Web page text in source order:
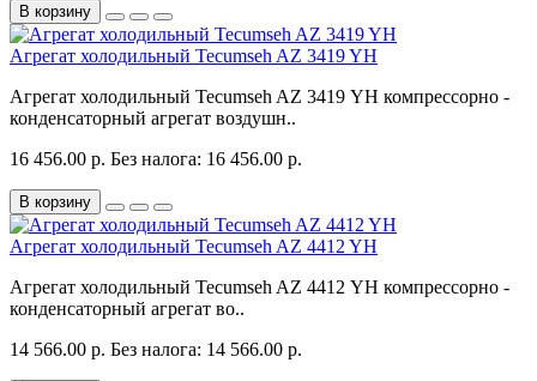
В корзину
Агрегат холодильный Tecumseh AZ 3419 YH
Агрегат холодильный Tecumseh AZ 3419 YH компрессорно -
конденсаторный агрегат воздушн..
16 456.00 р. Без налога: 16 456.00 р.
В корзину
Агрегат холодильный Tecumseh AZ 4412 YH
Агрегат холодильный Tecumseh AZ 4412 YH компрессорно -
конденсаторный агрегат во..
14 566.00 р. Без налога: 14 566.00 р.